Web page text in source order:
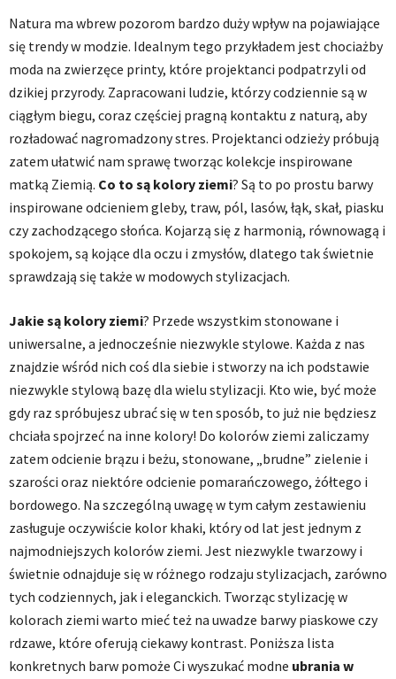
Natura ma wbrew pozorom bardzo duży wpływ na pojawiające
się trendy w modzie. Idealnym tego przykładem jest chociażby
moda na zwierzęce printy, które projektanci podpatrzyli od
dzikiej przyrody. Zapracowani ludzie, którzy codziennie są w
ciągłym biegu, coraz częściej pragną kontaktu z naturą, aby
rozładować nagromadzony stres. Projektanci odzieży próbują
zatem ułatwić nam sprawę tworząc kolekcje inspirowane
matką Ziemią. Co to są kolory ziemi? Są to po prostu barwy
inspirowane odcieniem gleby, traw, pól, lasów, łąk, skał, piasku
czy zachodzącego słońca. Kojarzą się z harmonią, równowagą i
spokojem, są kojące dla oczu i zmysłów, dlatego tak świetnie
sprawdzają się także w modowych stylizacjach.
Jakie są kolory ziemi? Przede wszystkim stonowane i
uniwersalne, a jednocześnie niezwykle stylowe. Każda z nas
znajdzie wśród nich coś dla siebie i stworzy na ich podstawie
niezwykle stylową bazę dla wielu stylizacji. Kto wie, być może
gdy raz spróbujesz ubrać się w ten sposób, to już nie będziesz
chciała spojrzeć na inne kolory! Do kolorów ziemi zaliczamy
zatem odcienie brązu i beżu, stonowane, „brudne” zielenie i
szarości oraz niektóre odcienie pomarańczowego, żółtego i
bordowego. Na szczególną uwagę w tym całym zestawieniu
zasługuje oczywiście kolor khaki, który od lat jest jednym z
najmodniejszych kolorów ziemi. Jest niezwykle twarzowy i
świetnie odnajduje się w różnego rodzaju stylizacjach, zarówno
tych codziennych, jak i eleganckich. Tworząc stylizację w
kolorach ziemi warto mieć też na uwadze barwy piaskowe czy
rdzawe, które oferują ciekawy kontrast. Poniższa lista
konkretnych barw pomoże Ci wyszukać modne ubrania w